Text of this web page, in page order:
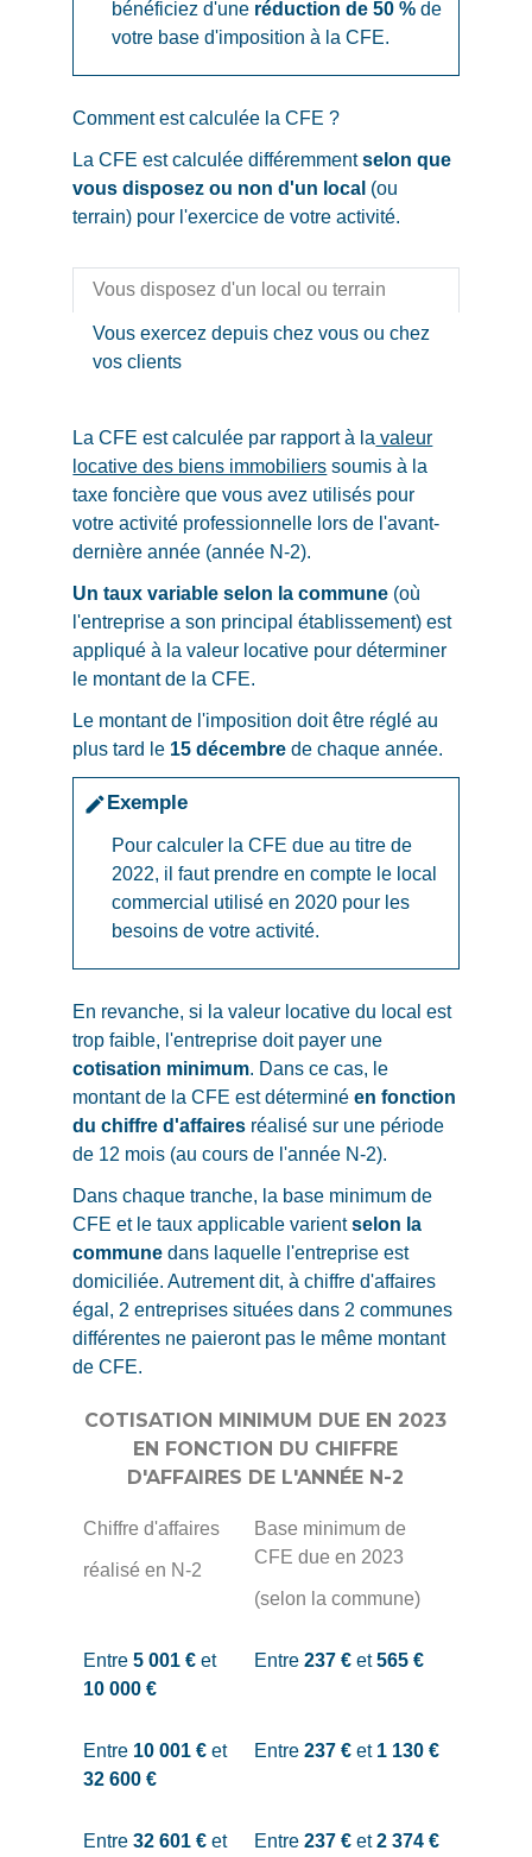
bénéficiez d'une réduction de50 % de
votre base d'imposition à la CFE.
Comment est calculée la CFE ?
La CFE est calculée différemmentselon que
vous disposez ou non d'un local (ou
terrain) pour l'exercice de votre activité.
Vous disposez d'un local ou terrain
Vous exercez depuis chez vous ou chez
vos clients
La CFE est calculée par rapport à la valeur
locative des biens immobiliers soumis à la
taxe foncière que vous avez utilisés pour
votre activité professionnelle lors de l'avant-
dernière année (année N-2).
Un taux variable selon la commune (où
l'entreprise a son principal établissement) est
appliqué à la valeur locative pour déterminer
le montant de la CFE.
Le montant de l'imposition doit être réglé au
plus tard le 15 décembre de chaque année.
editExemple
Pour calculer la CFE due au titre de
2022, il faut prendre en compte le local
commercial utilisé en 2020 pour les
besoins de votre activité.
En revanche, si la valeur locative du local est
trop faible, l'entreprise doit payer une
cotisation minimum. Dans ce cas, le
montant de la CFE est déterminéen fonction
du chiffre d'affaires réalisé sur une période
de 12 mois (au cours de l'année N-2).
Dans chaque tranche, la base minimum de
CFE et le taux applicable varientselon la
commune dans laquelle l'entreprise est
domiciliée. Autrement dit, à chiffre d'affaires
égal, 2 entreprises situées dans 2 communes
différentes ne paieront pas le même montant
de CFE.
COTISATION MINIMUM DUE EN 2023
EN FONCTION DU CHIFFRE
D'AFFAIRES DE L'ANNÉE N-2
Chiffre d'affaires
réalisé en N-2
Base minimum de
CFE due en 2023
(selon la commune)
Entre5 001 € et
10 000 €
Entre237 € et565 €
Entre 10 001 € et
32 600 €
Entre237 € et 1 130 €
Entre32 601 € et
Entre237 € et2 374 €